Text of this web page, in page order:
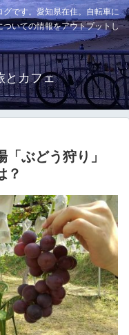
です。愛知県在住。自転車に
いての情報をアウトプットし
とカフェ
ぶどう狩り」
？